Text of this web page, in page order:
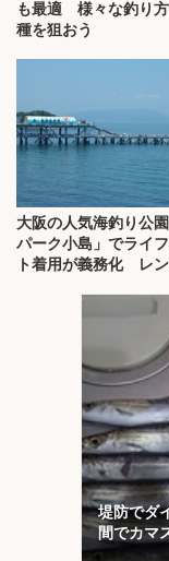
も最適 様々な釣り
種を狙おう
大阪の人気海釣り公
パーク小島」でライ
ト着用が義務化 レン
堤防でダ
間でカマ